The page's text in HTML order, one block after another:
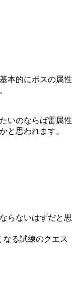
本的にボスの属性
いのならば雷属性
と思われます。
らないはずだと思
なる試練のクエス